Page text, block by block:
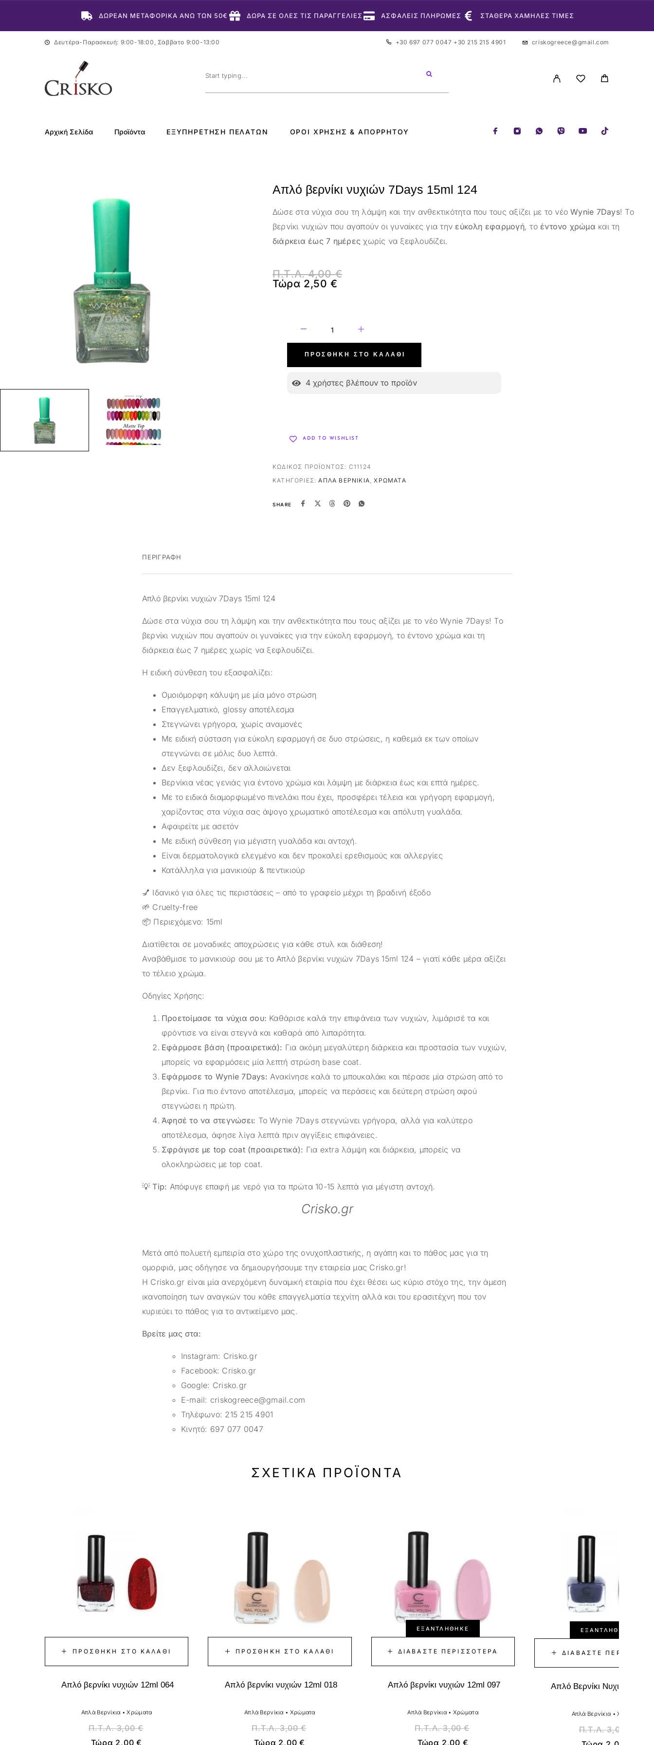
ΔΩΡΕΑΝ ΜΕΤΑΦΟΡΙΚΑ ΑΝΩ ΤΩΝ 50€ ΔΩΡΑ ΣΕ ΟΛΕΣ ΤΙΣ ΠΑΡΑΓΓΕΛΙΕΣ ΑΣΦΑΛΕΙΣ ΠΛΗΡΩΜΕΣ ΣΤΑΘΕΡΑ ΧΑΜΗΛΕΣ ΤΙΜΕΣ
Δευτέρα-Παρασκευή: 9:00-18:00, Σάββατο 9:00-13:00 +30 697 077 0047 +30 215 215 4901 criskogreece@gmail.com
Αρχική Σελίδα Προϊόντα ΕΞΥΠΗΡΈΤΗΣΗ ΠΕΛΑΤΏΝ ΌΡΟΙ ΧΡΉΣΗΣ & ΑΠΟΡΡΉΤΟΥ
Απλό βερνίκι νυχιών 7Days 15ml 124
Δώσε στα νύχια σου τη λάμψη και την ανθεκτικότητα που τους αξίζει με το νέοWynie 7Days! Το
βερνίκι νυχιών που αγαπούν οι γυναίκες για την εύκολη εφαρμογή, το έντονο χρώμα και τη
διάρκεια έως 7 ημέρες χωρίς να ξεφλουδίζει.
Π.Τ.Λ.4,00€
Τώρα 2,50€
ΠΡΟΣΘΉΚΗ ΣΤΟ ΚΑΛΆΘΙ
4 χρήστες βλέπουν το προϊόν
ADD TO WISHLIST
ΚΩΔΙΚΌΣ ΠΡΟΪΌΝΤΟΣ: C11124
ΚΑΤΗΓΟΡΊΕΣ:ΑΠΛΆ ΒΕΡΝΊΚΙΑ,ΧΡΏΜΑΤΑ
SHARE
ΠΕΡΙΓΡΑΦΉ
Απλό βερνίκι νυχιών 7Days 15ml 124
Δώσε στα νύχια σου τη λάμψη και την ανθεκτικότητα που τους αξίζει με το νέο Wynie 7Days! Το
βερνίκι νυχιών που αγαπούν οι γυναίκες για την εύκολη εφαρμογή, το έντονο χρώμα και τη
διάρκεια έως 7 ημέρες χωρίς να ξεφλουδίζει.
Η ειδική σύνθεση του εξασφαλίζει:
Ομοιόμορφη κάλυψη με μία μόνο στρώση
Επαγγελματικό, glossy αποτέλεσμα
Στεγνώνει γρήγορα, χωρίς αναμονές
Με ειδική σύσταση για εύκολη εφαρμογή σε δυο στρώσεις, η καθεμιά εκ των οποίων
στεγνώνει σε μόλις δυο λεπτά.
Δεν ξεφλουδίζει, δεν αλλοιώνεται
Βερνίκια νέας γενιάς για έντονο χρώμα και λάμψη με διάρκεια έως και επτά ημέρες.
Με το ειδικά διαμορφωμένο πινελάκι που έχει, προσφέρει τέλεια και γρήγορη εφαρμογή,
χαρίζοντας στα νύχια σας άψογο χρωματικό αποτέλεσμα και απόλυτη γυαλάδα.
Αφαιρείτε με ασετόν
Με ειδική σύνθεση για μέγιστη γυαλάδα και αντοχή.
Είναι δερματολογικά ελεγμένο και δεν προκαλεί ερεθισμούς και αλλεργίες
Κατάλληλα για μανικιούρ & πεντικιούρ
💅 Ιδανικό για όλες τις περιστάσεις – από το γραφείο μέχρι τη βραδινή έξοδο
🌱 Cruelty-free
📦 Περιεχόμενο: 15ml
Διατίθεται σε μοναδικές αποχρώσεις για κάθε στυλ και διάθεση!
Αναβάθμισε το μανικιούρ σου με το Απλό βερνίκι νυχιών 7Days 15ml 124 – γιατί κάθε μέρα αξίζει
το τέλειο χρώμα.
Οδηγίες Χρήσης:
Προετοίμασε τα νύχια σου: Καθάρισε καλά την επιφάνεια των νυχιών, λιμάρισέ τα και
φρόντισε να είναι στεγνά και καθαρά από λιπαρότητα.
Εφάρμοσε βάση (προαιρετικά): Για ακόμη μεγαλύτερη διάρκεια και προστασία των νυχιών,
μπορείς να εφαρμόσεις μία λεπτή στρώση base coat.
Εφάρμοσε το Wynie 7Days: Ανακίνησε καλά το μπουκαλάκι και πέρασε μία στρώση από το
βερνίκι. Για πιο έντονο αποτέλεσμα, μπορείς να περάσεις και δεύτερη στρώση αφού
στεγνώσει η πρώτη.
Άφησέ το να στεγνώσει: Το Wynie 7Days στεγνώνει γρήγορα, αλλά για καλύτερο
αποτέλεσμα, άφησε λίγα λεπτά πριν αγγίξεις επιφάνειες.
Σφράγισε με top coat (προαιρετικά): Για extra λάμψη και διάρκεια, μπορείς να
ολοκληρώσεις με top coat.
💡 Tip: Απόφυγε επαφή με νερό για τα πρώτα 10-15 λεπτά για μέγιστη αντοχή.
Crisko.gr
Μετά από πολυετή εμπειρία στο χώρο της ονυχοπλαστικής, η αγάπη και το πάθος μας για τη
ομορφιά, μας οδήγησε να δημιουργήσουμε την εταιρεία μας Crisko.gr!
Η Crisko.gr είναι μία ανερχόμενη δυναμική εταιρία που έχει θέσει ως κύριο στόχο της, την άμεση
ικανοποίηση των αναγκών του κάθε επαγγελματία τεχνίτη αλλά και του ερασιτέχνη που τον
κυριεύει το πάθος για το αντικείμενο μας.
Βρείτε μας στα:
Instagram: Crisko.gr
Facebook: Crisko.gr
Google: Crisko.gr
E-mail: criskogreece@gmail.com
Τηλέφωνο: 215 215 4901
Κινητό: 697 077 0047
ΣΧΕΤΙΚΆ ΠΡΟΪΌΝΤΑ
ΠΡΟΣΘΉΚΗ ΣΤΟ ΚΑΛΆΘΙ
Απλό βερνίκι νυχιών 12ml 064
Απλά Βερνίκια •Χρώματα
Π.Τ.Λ.3,00€
Τώρα 2,00€
ΠΡΟΣΘΉΚΗ ΣΤΟ ΚΑΛΆΘΙ
Απλό βερνίκι νυχιών 12ml 018
Απλά Βερνίκια • Χρώματα
Π.Τ.Λ.3,00€
Τώρα 2,00€
ΕΞΑΝΤΛΉΘΗΚΕ
ΔΙΑΒΆΣΤΕ ΠΕΡΙΣΣΌΤΕΡΑ
Απλό βερνίκι νυχιών 12ml 097
Απλά Βερνίκια • Χρώματα
Π.Τ.Λ.3,00€
Τώρα 2,00 €
ΕΞΑΝΤΛΉΘΗΚΕ
ΔΙΑΒΆΣΤΕ
Απλό Βερνίκι Νυχιών 12ml
Απλά Βερνίκια •Χρώματα
Π.Τ.Λ.3,00